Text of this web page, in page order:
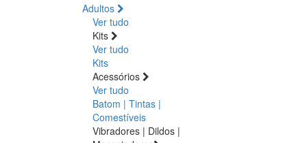
Adultos
Ver tudo
Kits
Ver tudo
Kits
Acessórios
Ver tudo
Batom | Tintas |
Comestíveis
Vibradores | Dildos |